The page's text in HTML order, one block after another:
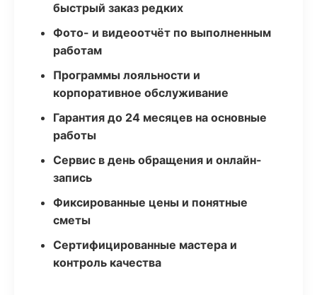
быстрый заказ редких
Фото- и видеоотчёт по выполненным
работам
Программы лояльности и
корпоративное обслуживание
Гарантия до 24 месяцев на основные
работы
Сервис в день обращения и онлайн-
запись
Фиксированные цены и понятные
сметы
Сертифицированные мастера и
контроль качества